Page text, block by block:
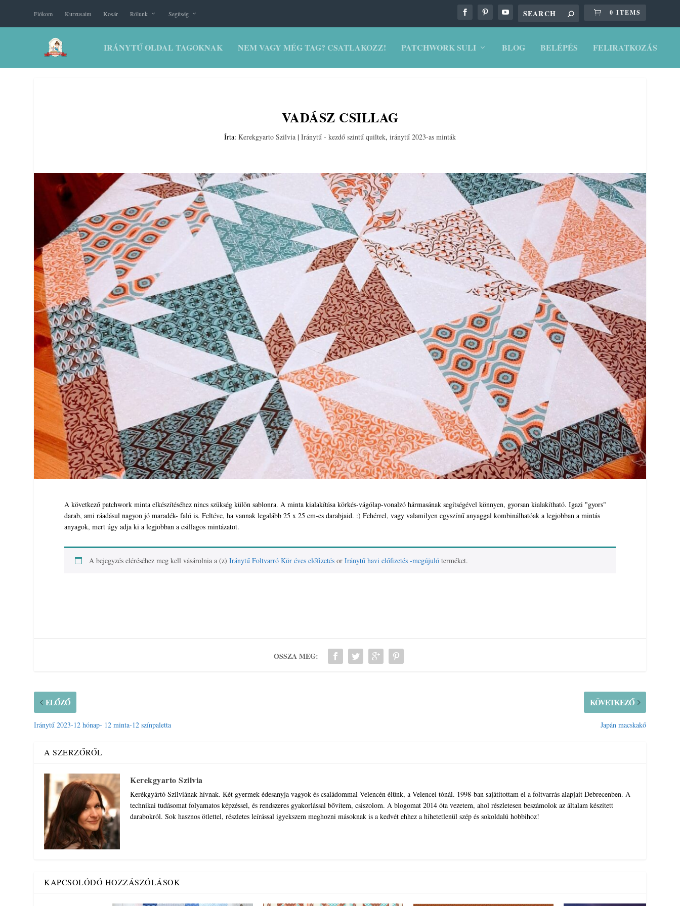
Fiókom Kurzusaim Kosár Rólunk Segítség 0 ITEMS
IRÁNYTŰ OLDAL TAGOKNAK NEM VAGY MÉG TAG? CSATLAKOZZ! PATCHWORK SULI BLOG BELÉPÉS FELIRATKOZÁS
VADÁSZ CSILLAG
Írta: Kerekgyarto Szilvia | Iránytű - kezdő szintű quiltek, iránytű 2023-as minták
A következő patchwork minta elkészítéséhez nincs szükség külön sablonra. A minta kialakítása körkés-vágólap-vonalzó hármasának segítségével könnyen, gyorsan kialakítható. Igazi "gyors"
darab, ami ráadásul nagyon jó maradék- faló is. Feltéve, ha vannak legalább 25 x 25 cm-es darabjaid. :) Fehérrel, vagy valamilyen egyszínű anyaggal kombinálhatóak a legjobban a mintás
anyagok, mert úgy adja ki a legjobban a csillagos mintázatot.
A bejegyzés eléréséhez meg kell vásárolnia a (z)Iránytű Foltvarró Kör éves előfizetés orIránytű havi előfizetés -megújuló terméket.
OSSZA MEG:
ELŐZŐ
Iránytű 2023-12 hónap- 12 minta-12 színpaletta
KÖVETKEZŐ
Japán macskakő
A SZERZŐRŐL
Kerekgyarto Szilvia
Kerékgyártó Szilviának hívnak. Két gyermek édesanyja vagyok és családommal Velencén élünk, a Velencei tónál. 1998-ban sajátítottam el a foltvarrás alapjait Debrecenben. A
technikai tudásomat folyamatos képzéssel, és rendszeres gyakorlással bővítem, csiszolom. A blogomat 2014 óta vezetem, ahol részletesen beszámolok az általam készített
darabokról. Sok hasznos ötlettel, részletes leírással igyekszem meghozni másoknak is a kedvét ehhez a hihetetlenül szép és sokoldalú hobbihoz!
KAPCSOLÓDÓ HOZZÁSZÓLÁSOK